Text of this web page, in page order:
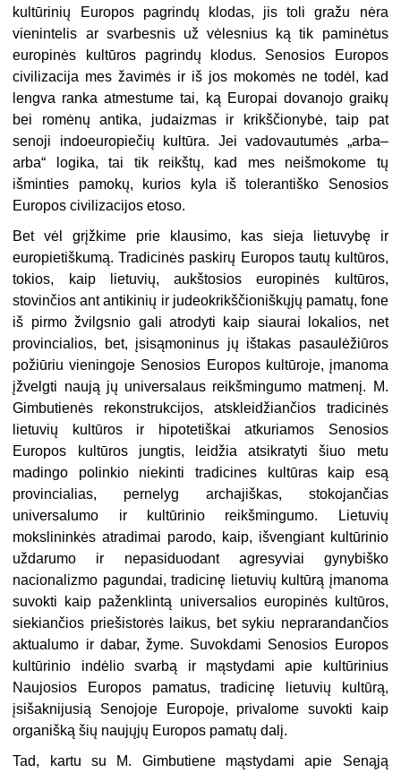
kultūrinių Europos pagrindų klodas, jis toli gražu nėra
vienintelis ar svarbesnis už vėlesnius ką tik paminėtus
europinės kultūros pagrindų klodus. Senosios Europos
civilizacija mes žavimės ir iš jos mokomės ne todėl, kad
lengva ranka atmestume tai, ką Europai dovanojo graikų
bei romėnų antika, judaizmas ir krikščionybė, taip pat
senoji indoeuropiečių kultūra. Jei vadovautumės „arba–
arba“ logika, tai tik reikštų, kad mes neišmokome tų
išminties pamokų, kurios kyla iš tolerantiško Senosios
Europos civilizacijos etoso.
Bet vėl grįžkime prie klausimo, kas sieja lietuvybę ir
europietiškumą. Tradicinės paskirų Europos tautų kultūros,
tokios, kaip lietuvių, aukštosios europinės kultūros,
stovinčios ant antikinių ir judeokrikščioniškųjų pamatų, fone
iš pirmo žvilgsnio gali atrodyti kaip siaurai lokalios, net
provincialios, bet, įsisąmoninus jų ištakas pasaulėžiūros
požiūriu vieningoje Senosios Europos kultūroje, įmanoma
įžvelgti naują jų universalaus reikšmingumo matmenį. M.
Gimbutienės rekonstrukcijos, atskleidžiančios tradicinės
lietuvių kultūros ir hipotetiškai atkuriamos Senosios
Europos kultūros jungtis, leidžia atsikratyti šiuo metu
madingo polinkio niekinti tradicines kultūras kaip esą
provincialias, pernelyg archajiškas, stokojančias
universalumo ir kultūrinio reikšmingumo. Lietuvių
mokslininkės atradimai parodo, kaip, išvengiant kultūrinio
uždarumo ir nepasiduodant agresyviai gynybiško
nacionalizmo pagundai, tradicinę lietuvių kultūrą įmanoma
suvokti kaip paženklintą universalios europinės kultūros,
siekiančios priešistorės laikus, bet sykiu neprarandančios
aktualumo ir dabar, žyme. Suvokdami Senosios Europos
kultūrinio indėlio svarbą ir mąstydami apie kultūrinius
Naujosios Europos pamatus, tradicinę lietuvių kultūrą,
įsišaknijusią Senojoje Europoje, privalome suvokti kaip
organišką šių naujųjų Europos pamatų dalį.
Tad, kartu su M. Gimbutiene mąstydami apie Senąją